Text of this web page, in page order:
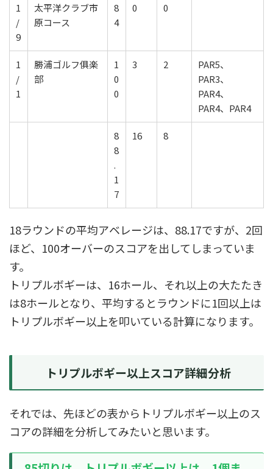
1
/
9
太平洋クラブ市
原コース
8
4
0 0
1
/
1
勝浦ゴルフ俱楽
部
1
0
0
3 2
PAR5、
PAR3、
PAR4、
PAR4、PAR4
8
8
.
1
7
16 8
18ラウンドの平均アベレージは、88.17ですが、2回
ほど、100オーバーのスコアを出してしまっていま
す。
トリプルボギーは、16ホール、それ以上の大たたき
は8ホールとなり、平均するとラウンドに1回以上は
トリプルボギー以上を叩いている計算になります。
トリプルボギー以上スコア詳細分析
それでは、先ほどの表からトリプルボギー以上のス
コアの詳細を分析してみたいと思います。